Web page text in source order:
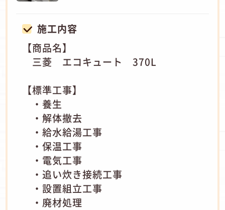
施工内容
【商品名】
三菱 エコキュート 370L
【標準工事】
・養生
・解体撤去
・給水給湯工事
・保温工事
・電気工事
・追い炊き接続工事
・設置組立工事
・廃材処理